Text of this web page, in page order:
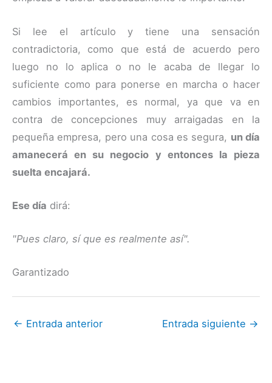
Si lee el artículo y tiene una sensación
contradictoria, como que está de acuerdo pero
luego no lo aplica o no le acaba de llegar lo
suficiente como para ponerse en marcha o hacer
cambios importantes, es normal, ya que va en
contra de concepciones muy arraigadas en la
pequeña empresa, pero una cosa es segura, un día
amanecerá en su negocio y entonces la pieza
suelta encajará.
Ese día dirá:
"Pues claro, sí que es realmente así".
Garantizado
← Entrada anterior Entrada siguiente →